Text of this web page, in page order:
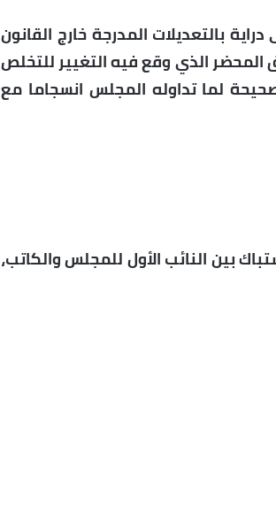
بالتعديلات المدرجة خارج القانون
الذي وقع فيه التغيير للتخلص
لما تداوله المجلس انسجاما مع
بين النائب الأول للمجلس والكاتب،